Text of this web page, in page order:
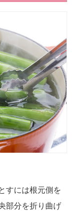
すには根元側を
部分を折り曲げ